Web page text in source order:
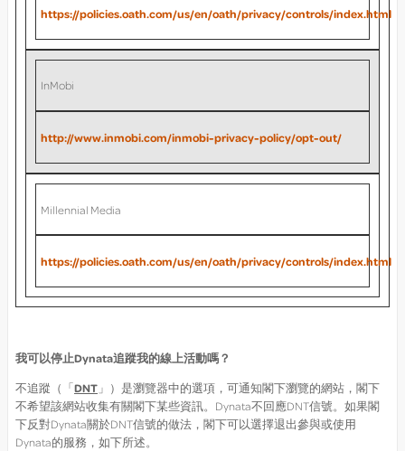
https://policies.oath.com/us/en/oath/privacy/controls/index.html
InMobi
http://www.inmobi.com/inmobi-privacy-policy/opt-out/
Millennial Media
https://policies.oath.com/us/en/oath/privacy/controls/index.html
我可以停止Dynata追蹤我的線上活動嗎？
不追蹤（「DNT 」）是瀏覽器中的選項，可通知閣下瀏覽的網站，閣下
不希望該網站收集有關閣下某些資訊。Dynata不回應DNT信號。如果閣
下反對Dynata關於DNT信號的做法，閣下可以選擇退出參與或使用
Dynata的服務，如下所述。